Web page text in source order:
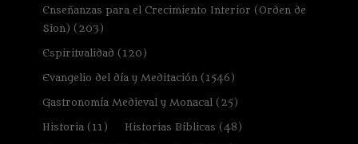
Enseñanzas para el Crecimiento Interior (Orden de
Sion) (203)
Espiritualidad (120)
Evangelio del día y Meditación(1546)
Gastronomía Medieval y Monacal(25)
Historia(11) Historias Bíblicas (48)